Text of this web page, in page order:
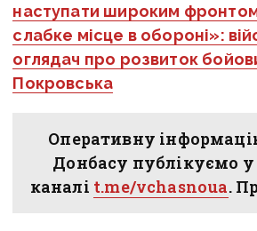
наступати широким
слабке місце в обороні»:
оглядач про розвиток
Покровська
Оперативну
Донбасу публікуємо у
каналі t.me/vchasnoua.